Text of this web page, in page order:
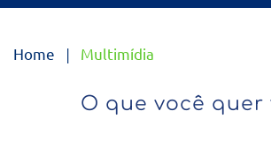
Home Multimídia
O que você quer